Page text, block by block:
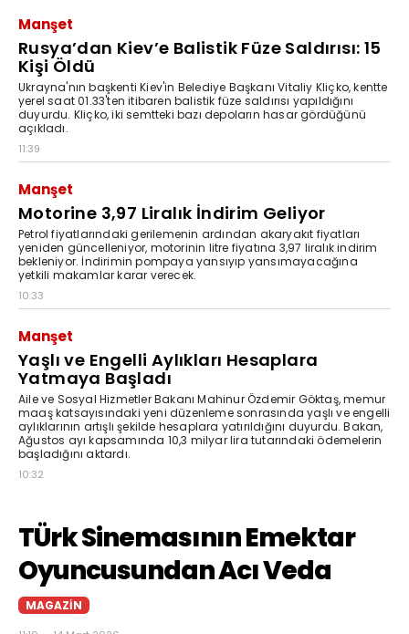
Manşet
Rusya’dan Kiev’e Balistik Füze Saldırısı: 15
Kişi Öldü
Ukrayna'nın başkenti Kiev'in Belediye Başkanı Vitaliy Kliçko, kentte
yerel saat 01.33'ten itibaren balistik füze saldırısı yapıldığını
duyurdu. Kliçko, iki semtteki bazı depoların hasar gördüğünü
açıkladı.
11:39
Manşet
Motorine 3,97 Liralık İndirim Geliyor
Petrol fiyatlarındaki gerilemenin ardından akaryakıt fiyatları
yeniden güncelleniyor, motorinin litre fiyatına 3,97 liralık indirim
bekleniyor. İndirimin pompaya yansıyıp yansımayacağına
yetkili makamlar karar verecek.
10:33
Manşet
Yaşlı ve Engelli Aylıkları Hesaplara
Yatmaya Başladı
Aile ve Sosyal Hizmetler Bakanı Mahinur Özdemir Göktaş, memur
maaş katsayısındaki yeni düzenleme sonrasında yaşlı ve engelli
aylıklarının artışlı şekilde hesaplara yatırıldığını duyurdu. Bakan,
Ağustos ayı kapsamında 10,3 milyar lira tutarındaki ödemelerin
başladığını aktardı.
10:32